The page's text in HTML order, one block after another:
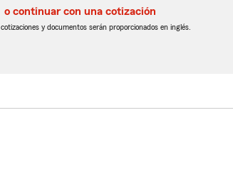
postal
de
postal
de
o continuar con una cotización
cotizaciones y documentos serán proporcionados en inglés.